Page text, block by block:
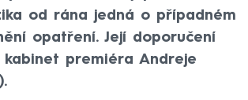
od rána jedná o případném
opatření. Její doporučení
premiéra Andreje